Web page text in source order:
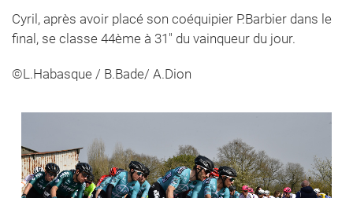
Cyril, après avoir placé son coéquipier P.Barbier dans le
final, se classe 44ème à 31" du vainqueur du jour.
©L.Habasque / B.Bade/ A.Dion